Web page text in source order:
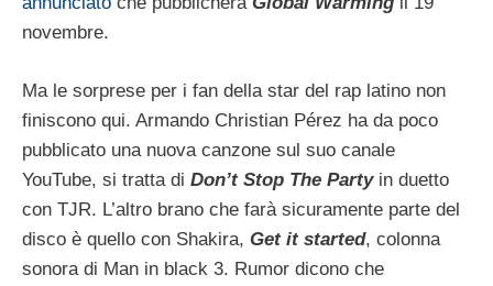
novembre.
Ma le sorprese per i fan della star del rap latino non
finiscono qui. Armando Christian Pérez ha da poco
pubblicato una nuova canzone sul suo canale
YouTube, si tratta di Don’t Stop The Party in duetto
con TJR. L’altro brano che farà sicuramente parte del
disco è quello con Shakira, Get it started, colonna
sonora di Man in black 3. Rumor dicono che